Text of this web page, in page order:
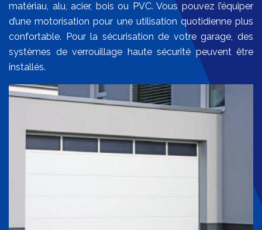
matériau, alu, acier, bois ou PVC. Vous pouvez l’équiper
d’une motorisation pour une utilisation quotidienne plus
confortable. Pour la sécurisation de votre garage, des
systèmes de verrouillage haute sécurité peuvent être
installés.